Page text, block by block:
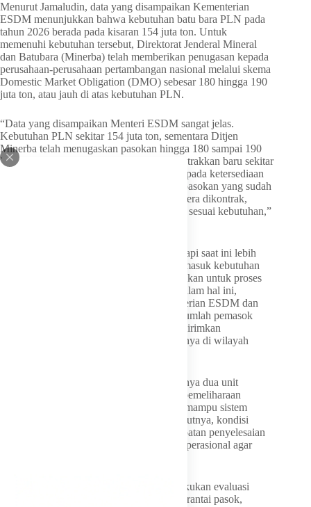
Menurut Jamaludin, data yang disampaikan Kementerian
ESDM menunjukkan bahwa kebutuhan batu bara PLN pada
tahun 2026 berada pada kisaran 154 juta ton. Untuk
memenuhi kebutuhan tersebut, Direktorat Jenderal Mineral
dan Batubara (Minerba) telah memberikan penugasan kepada
perusahaan-perusahaan pertambangan nasional melalui skema
Domestic Market Obligation (DMO) sebesar 180 hingga 190
juta ton, atau jauh di atas kebutuhan PLN.
“Data yang disampaikan Menteri ESDM sangat jelas.
Kebutuhan PLN sekitar 154 juta ton, sementara Ditjen
Minerba telah menugaskan pasokan hingga 180 sampai 190
juta ton. Dari jumlah itu, yang sudah dikontrakkan baru sekitar
134 juta ton. Artinya, persoalannya bukan pada ketersediaan
batu bara nasional, melainkan bagaimana pasokan yang sudah
dialokasikan pemerintah tersebut dapat segera dikontrak,
didistribusikan, dan sampai ke pembangkit sesuai kebutuhan,”
Ia menjelaskan bahwa kendala yang dihadapi saat ini lebih
banyak berkaitan dengan aspek teknis, termasuk kebutuhan
batu bara berkalori menengah yang diperlukan untuk proses
blending di sejumlah pembangkit PLN. Dalam hal ini,
Jamaludin mengapresiasi langkah Kementerian ESDM dan
Ditjen Minerba yang telah memastikan sejumlah pemasok
batu bara berkalori menengah segera mengirimkan
pasokannya ke lokasi pembangkit, khususnya di wilayah
Selain itu, Jamaludin juga mencermati adanya dua unit
pembangkit besar yang sedang menjalani pemeliharaan
(maintenance) sehingga mengurangi daya mampu sistem
kelistrikan Jawa, Madura, dan Bali. Menurutnya, kondisi
tersebut harus segera diatasi melalui percepatan penyelesaian
pemeliharaan dan penguatan manajemen operasional agar
Karena itu, Jamaludin meminta PLN melakukan evaluasi
menyeluruh terhadap manajemen kontrak, rantai pasok,